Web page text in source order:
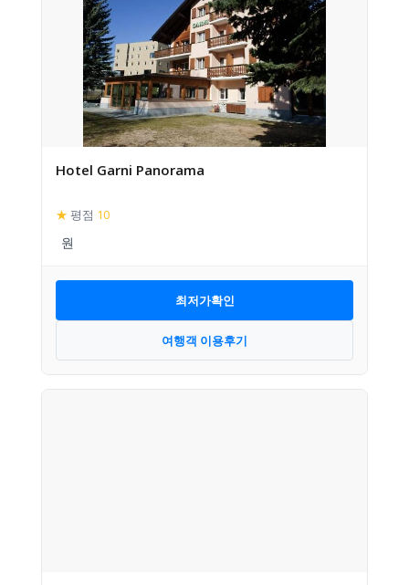
Hotel Garni Panorama
★ 평점 10
최저가확인
여행객 이용후기